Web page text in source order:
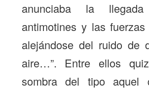
anunciaba la
antimotines y las
alejándose del ruido de
aire…”. Entre ellos
sombra del tipo aquel